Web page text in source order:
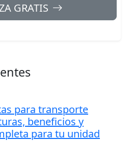
GRATIS
para transporte
beneficios y
para tu unidad